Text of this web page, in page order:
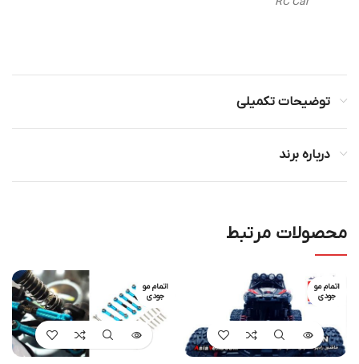
توضیحات تکمیلی
درباره برند
محصولات مرتبط
اتمام مو
جودی
اتمام مو
جودی